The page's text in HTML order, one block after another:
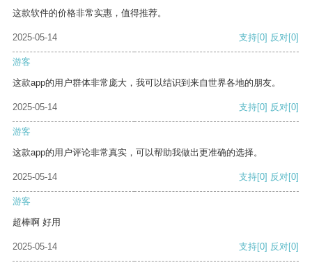
这款软件的价格非常实惠，值得推荐。
2025-05-14 支持[0] 反对[0]
游客
这款app的用户群体非常庞大，我可以结识到来自世界各地的朋友。
2025-05-14 支持[0] 反对[0]
游客
这款app的用户评论非常真实，可以帮助我做出更准确的选择。
2025-05-14 支持[0] 反对[0]
游客
超棒啊 好用
2025-05-14 支持[0] 反对[0]